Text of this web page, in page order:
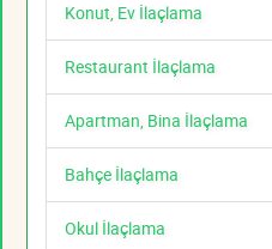
Konut, Ev İlaçlama
Restaurant İlaçlama
Apartman, Bina İlaçlama
Bahçe İlaçlama
Okul İlaçlama